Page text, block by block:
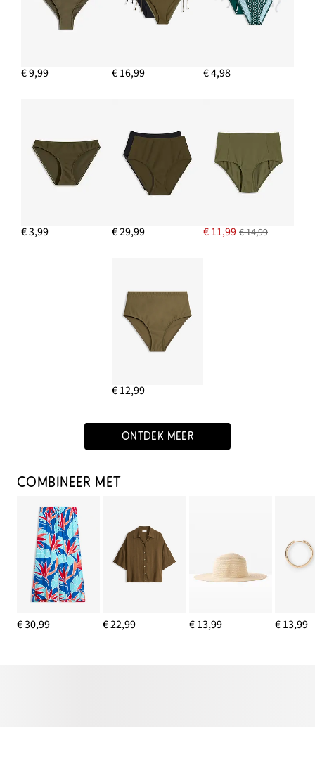
€ 9,99 € 16,99 € 4,98
€ 3,99 € 29,99 € 11,99 € 14,99
€ 12,99
ONTDEK MEER
COMBINEER MET
€ 30,99 € 22,99 € 13,99 € 13,99